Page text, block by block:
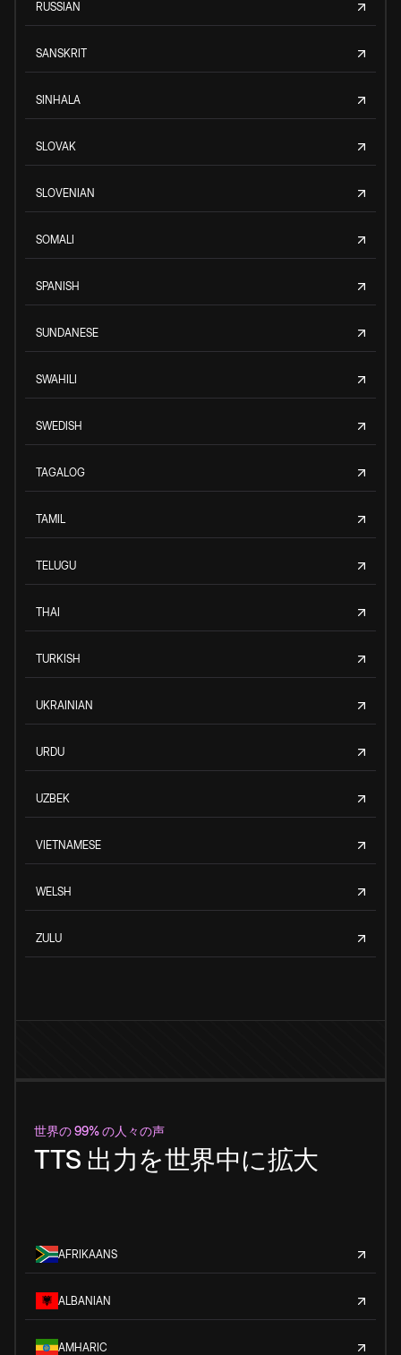
RUSSIAN
SANSKRIT
SINHALA
SLOVAK
SLOVENIAN
SOMALI
SPANISH
SUNDANESE
SWAHILI
SWEDISH
TAGALOG
TAMIL
TELUGU
THAI
TURKISH
UKRAINIAN
URDU
UZBEK
VIETNAMESE
WELSH
ZULU
世界の 99% の人々の声
TTS 出力を世界中に拡大
AFRIKAANS
ALBANIAN
AMHARIC